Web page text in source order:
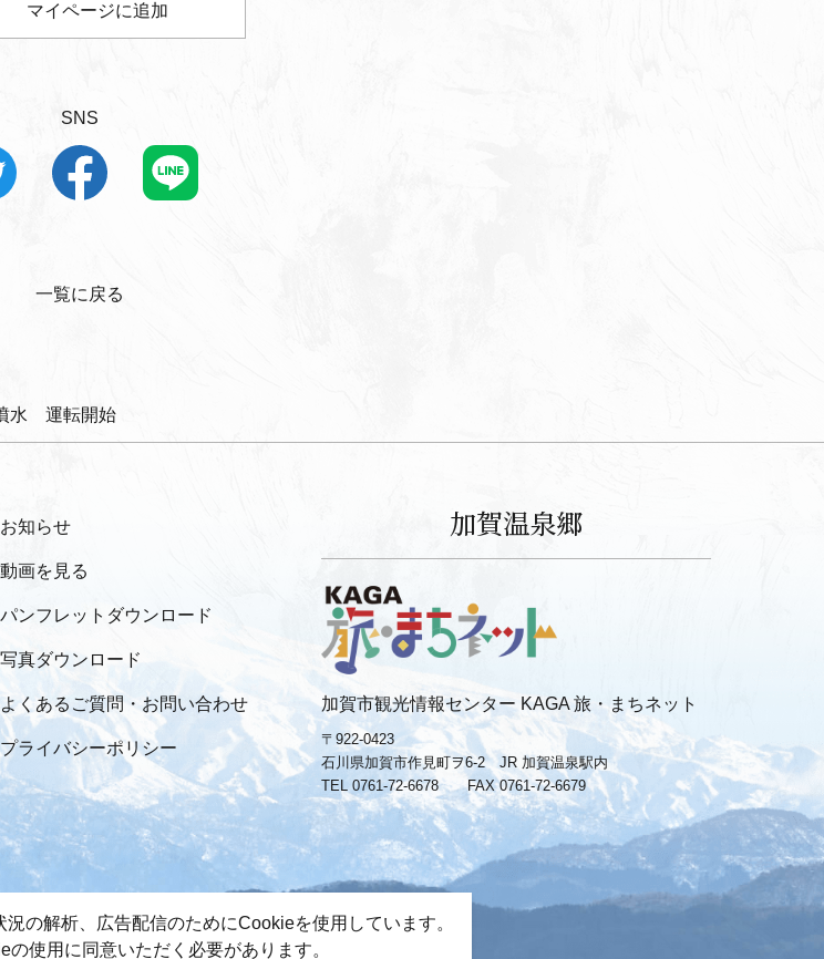
水 運転開始
マイページに追加
SNS
一覧に戻る
お知らせ
動画を見る
パンフレットダウンロード
写真ダウンロード
よくあるご質問・お問い合わせ
プライバシーポリシー
加賀温泉郷
加賀市観光情報センター KAGA 旅・まちネット
〒922-0423
石川県加賀市作見町ヲ6-2 JR 加賀温泉駅内
TEL 0761-72-6678
FAX 0761-72-6679
の解析、広告配信のためにCookieを使用しています。
使用に同意いただく必要があります。